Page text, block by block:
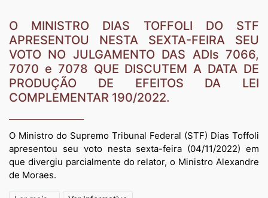
O MINISTRO DIAS TOFFOLI DO STF
APRESENTOU NESTA SEXTA-FEIRA SEU
VOTO NO JULGAMENTO DAS ADIs 7066,
7070 e 7078 QUE DISCUTEM A DATA DE
PRODUÇÃO DE EFEITOS DA LEI
COMPLEMENTAR 190/2022.
O Ministro do Supremo Tribunal Federal (STF) Dias Toffoli
apresentou seu voto nesta sexta-feira (04/11/2022) em
que divergiu parcialmente do relator, o Ministro Alexandre
de Moraes.